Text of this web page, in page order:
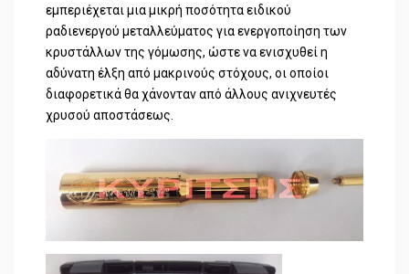
εμπεριέχεται μια μικρή ποσότητα ειδικού
ραδιενεργού μεταλλεύματος για ενεργοποίηση των
κρυστάλλων της γόμωσης, ώστε να ενισχυθεί η
αδύνατη έλξη από μακρινούς στόχους, οι οποίοι
διαφορετικά θα χάνονταν από άλλους ανιχνευτές
χρυσού αποστάσεως.